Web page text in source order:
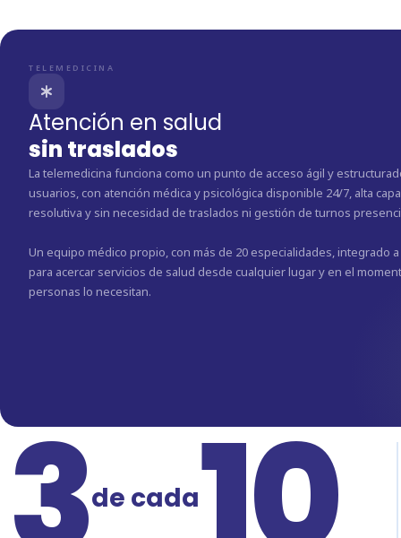
TELEMEDICINA
emergency
Atención en salud
sin traslados
La telemedicina funciona como un punto de acceso ágil y
usuarios, con atención médica y psicológica disponible 24/7, alta
resolutiva y sin necesidad de traslados ni gestión de turnos
Un equipo médico propio, con más de 20 especialidades, integrado
para acercar servicios de salud desde cualquier lugar y en el
personas lo necesitan.
de cada